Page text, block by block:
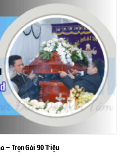
– Trọn Gói 90 Triệu